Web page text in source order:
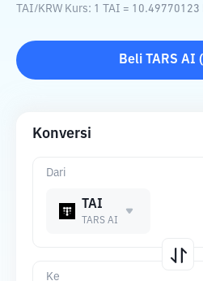
TAI/KRW Kurs: 1 TAI = 10.49770123
Beli TARS AI (
Konversi
Dari
TAI
TARS AI
Ke